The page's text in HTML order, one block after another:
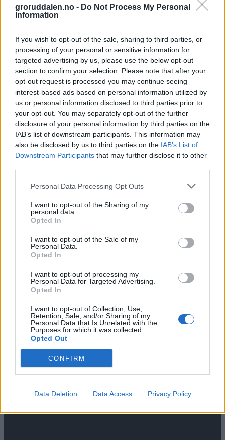
groruddalen.no - Do Not Process My Personal
Information
If you wish to opt-out of the sale, sharing to third parties, or
processing of your personal or sensitive information for
targeted advertising by us, please use the below opt-out
section to confirm your selection. Please note that after your
opt-out request is processed you may continue seeing
interest-based ads based on personal information utilized by
us or personal information disclosed to third parties prior to
your opt-out. You may separately opt-out of the further
disclosure of your personal information by third parties on the
IAB’s list of downstream participants. This information may
also be disclosed by us to third parties on the IAB’s List of
Downstream Participants that may further disclose it to other
Personal Data Processing Opt Outs
I want to opt-out of the Sharing of my
personal data.
Opted In
I want to opt-out of the Sale of my
Personal Data.
Opted In
I want to opt-out of processing my
Personal Data for Targeted Advertising.
Opted In
I want to opt-out of Collection, Use,
Retention, Sale, and/or Sharing of my
Personal Data that Is Unrelated with the
Purposes for which it was collected.
Opted Out
CONFIRM
Data Deletion Data Access Privacy Policy
Meld deg på
Appen «Groruddalen» laster du ned fra App Store og Google
Play
Logg inn
Har du ikke abonnement?
Prøv avisa i 5 uker for bare 5 kroner
Du får tilgang til alt på Groruddalen.no – også eAvisen vår!
Husk å laste ned appen vår «Groruddalen» for best mulig
leseopplevelse.
Kjøp
Nyheter
På forsiden nå
Mest lest siste syv dager